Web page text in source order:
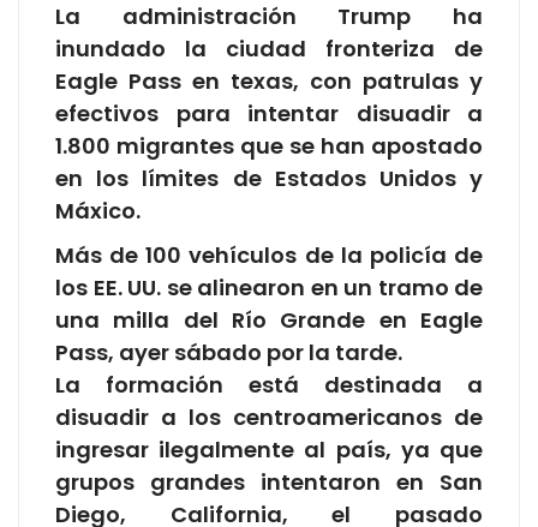
La administración Trump ha
inundado la ciudad fronteriza de
Eagle Pass en texas, con patrulas y
efectivos para intentar disuadir a
1.800 migrantes que se han apostado
en los límites de Estados Unidos y
Máxico.
Más de 100 vehículos de la policía de
los EE. UU. se alinearon en un tramo de
una milla del Río Grande en Eagle
Pass, ayer sábado por la tarde.
La formación está destinada a
disuadir a los centroamericanos de
ingresar ilegalmente al país, ya que
grupos grandes intentaron en San
Diego, California, el pasado